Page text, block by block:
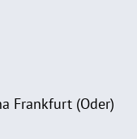
Frankfurt (Oder)